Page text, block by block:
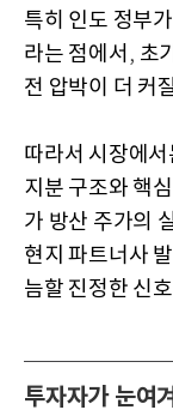
특히 인도 정부
라는 점에서 , 초
전 압박이 더 커
따라서 시장에
지분 구조와 핵
가 방산 주가의
현지 파트너사
늠할 진정한 신
투자자가 눈여